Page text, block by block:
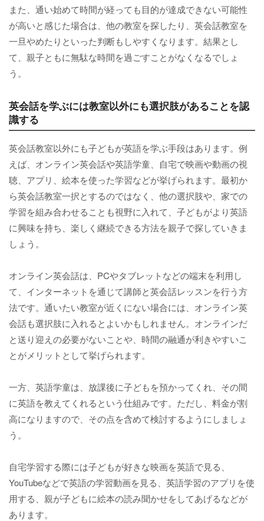
また、通い始めて時間が経っても目的が達成できない可能性
が高いと感じた場合は、他の教室を探したり、英会話教室を
一旦やめたりといった判断もしやすくなります。結果とし
て、親子ともに無駄な時間を過ごすことがなくなるでしょ
う。
英会話を学ぶには教室以外にも選択肢があることを認
識する
英会話教室以外にも子どもが英語を学ぶ手段はあります。例
えば、オンライン英会話や英語学童、自宅で映画や動画の視
聴、アプリ、絵本を使った学習などが挙げられます。最初か
ら英会話教室一択とするのではなく、他の選択肢や、家での
学習を組み合わせることも視野に入れて、子どもがより英語
に興味を持ち、楽しく継続できる方法を親子で探していきま
しょう。
オンライン英会話は、PCやタブレットなどの端末を利用し
て、インターネットを通じて講師と英会話レッスンを行う方
法です。通いたい教室が近くにない場合には、オンライン英
会話も選択肢に入れるとよいかもしれません。オンラインだ
と送り迎えの必要がないことや、時間の融通が利きやすいこ
とがメリットとして挙げられます。
一方、英語学童は、放課後に子どもを預かってくれ、その間
に英語を教えてくれるという仕組みです。ただし、料金が割
高になりますので、その点を含めて検討するようにしましょ
う。
自宅学習する際には子どもが好きな映画を英語で見る、
YouTubeなどで英語の学習動画を見る、英語学習のアプリを使
用する、親が子どもに絵本の読み聞かせをしてあげるなどが
あります。